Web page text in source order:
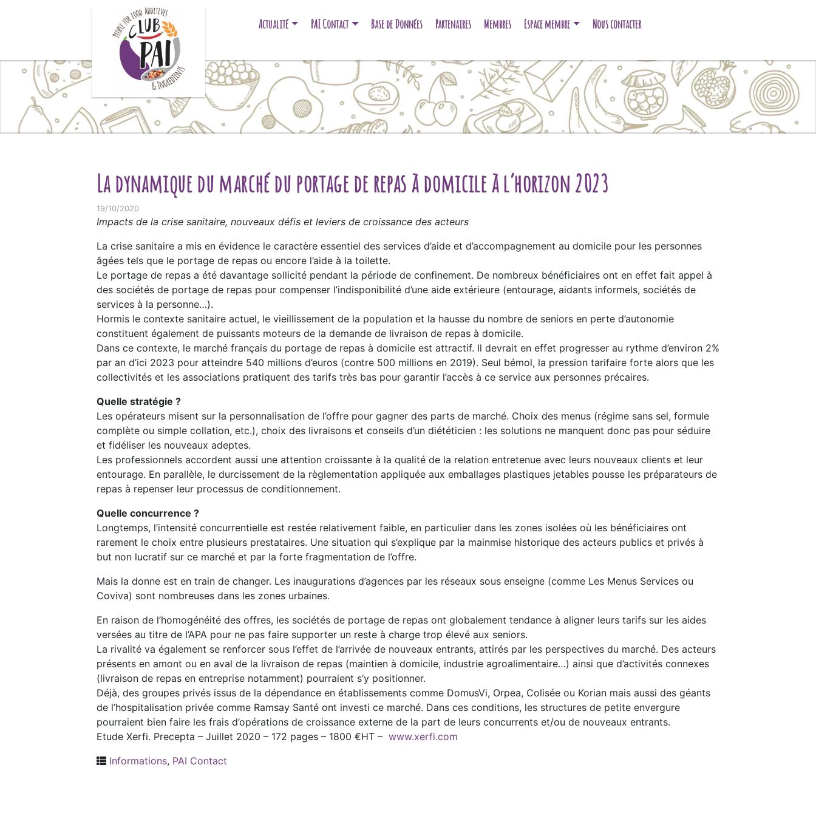
Actualité PAI Contact Base de Données Partenaires Membres Espace membre Nous contacter
La dynamique du marché du portage de repas à domicile à l’horizon 2023
19/10/2020
Impacts de la crise sanitaire, nouveaux défis et leviers de croissance des acteurs
La crise sanitaire a mis en évidence le caractère essentiel des services d’aide et d’accompagnement au domicile pour les personnes
âgées tels que le portage de repas ou encore l’aide à la toilette.
Le portage de repas a été davantage sollicité pendant la période de confinement. De nombreux bénéficiaires ont en effet fait appel à
des sociétés de portage de repas pour compenser l’indisponibilité d’une aide extérieure (entourage, aidants informels, sociétés de
services à la personne…).
Hormis le contexte sanitaire actuel, le vieillissement de la population et la hausse du nombre de seniors en perte d’autonomie
constituent également de puissants moteurs de la demande de livraison de repas à domicile.
Dans ce contexte, le marché français du portage de repas à domicile est attractif. Il devrait en effet progresser au rythme d’environ 2%
par an d’ici 2023 pour atteindre 540 millions d’euros (contre 500 millions en 2019). Seul bémol, la pression tarifaire forte alors que les
collectivités et les associations pratiquent des tarifs très bas pour garantir l’accès à ce service aux personnes précaires.
Quelle stratégie ?
Les opérateurs misent sur la personnalisation de l’offre pour gagner des parts de marché. Choix des menus (régime sans sel, formule
complète ou simple collation, etc.), choix des livraisons et conseils d’un diététicien : les solutions ne manquent donc pas pour séduire
et fidéliser les nouveaux adeptes.
Les professionnels accordent aussi une attention croissante à la qualité de la relation entretenue avec leurs nouveaux clients et leur
entourage. En parallèle, le durcissement de la règlementation appliquée aux emballages plastiques jetables pousse les préparateurs de
repas à repenser leur processus de conditionnement.
Quelle concurrence ?
Longtemps, l’intensité concurrentielle est restée relativement faible, en particulier dans les zones isolées où les bénéficiaires ont
rarement le choix entre plusieurs prestataires. Une situation qui s’explique par la mainmise historique des acteurs publics et privés à
but non lucratif sur ce marché et par la forte fragmentation de l’offre.
Mais la donne est en train de changer. Les inaugurations d’agences par les réseaux sous enseigne (comme Les Menus Services ou
Coviva) sont nombreuses dans les zones urbaines.
En raison de l’homogénéité des offres, les sociétés de portage de repas ont globalement tendance à aligner leurs tarifs sur les aides
versées au titre de l’APA pour ne pas faire supporter un reste à charge trop élevé aux seniors.
La rivalité va également se renforcer sous l’effet de l’arrivée de nouveaux entrants, attirés par les perspectives du marché. Des acteurs
présents en amont ou en aval de la livraison de repas (maintien à domicile, industrie agroalimentaire…) ainsi que d’activités connexes
(livraison de repas en entreprise notamment) pourraient s’y positionner.
Déjà, des groupes privés issus de la dépendance en établissements comme DomusVi, Orpea, Colisée ou Korian mais aussi des géants
de l’hospitalisation privée comme Ramsay Santé ont investi ce marché. Dans ces conditions, les structures de petite envergure
pourraient bien faire les frais d’opérations de croissance externe de la part de leurs concurrents et/ou de nouveaux entrants.
Etude Xerfi. Precepta – Juillet 2020 – 172 pages – 1800 €HT – www.xerfi.com
Informations, PAI Contact